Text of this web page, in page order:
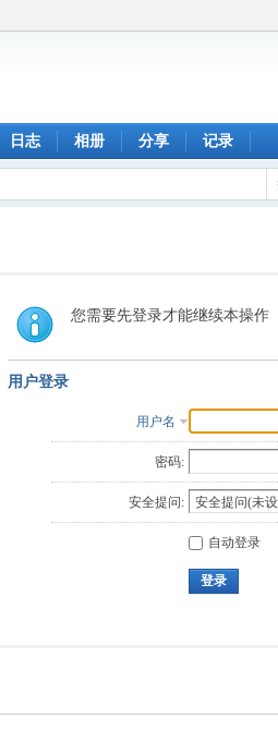
日志 相册 分享 记录
您需要先登录才能继续本操作
用户登录
用户名
密码:
安全提问:
自动登录
登录